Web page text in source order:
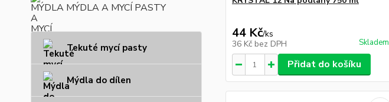
MÝDLA A MYCÍ PASTY
Tekuté mycí pasty
Mýdla do dílen
44 Kč/ks
36 Kč bez DPH Skladem
Přidat do košíku